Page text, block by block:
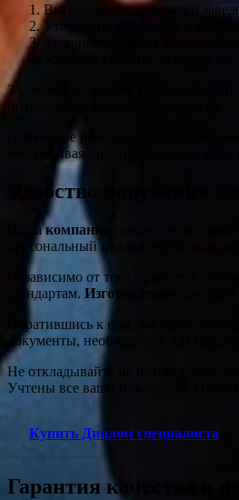
Выбор образовательного
Уточнение стоимости и
Завершение заказа с
Удобные условия оплаты и
Задаваясь вопросом, где
Получение официальных
обеспечивая при этом высокое
Удобство получения
Нашакомпания
персональный подход, чтобы каждый
Независимо от того, требуется ли
стандартам. Изготовление
Обратившись к нам, вы получаете
документы, необходимые для
Не откладывайте на потом задачу,
Учтены все ваши пожелания. Наши
Купить Диплом специалиста
Гарантия качества и